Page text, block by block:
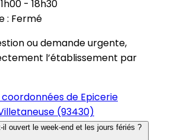
- 18h30
: Fermé
ou demande urgente,
l’établissement par
de Epicerie
(93430)
il ouvert le week-end et les jours fériés ?